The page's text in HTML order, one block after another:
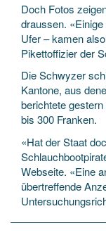
Doch Fotos
draussen.
Ufer – kamen
Pikettoffizier der
Die Schwyzer
Kantone, aus
berichtete
bis 300 Franken.
«Hat der Staat
Webseite. «Eine
übertreffende